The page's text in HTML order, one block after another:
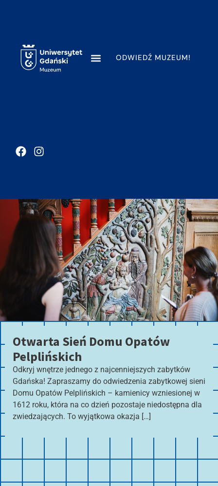
ODWIEDŹ MUZEUM!
Otwarta Sień Domu Opatów
Pelplińskich
Odkryj wnętrze jednego z najcenniejszych zabytków
Gdańska! Zapraszamy do odwiedzenia zabytkowej sieni
Domu Opatów Pelplińskich – kamienicy wzniesionej w
1612 roku, która na co dzień pozostaje niedostępna dla
zwiedzających. To wyjątkowa okazja […]